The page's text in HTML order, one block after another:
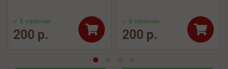
✓ В наличии
200 р.
✓ В наличии
200 р.